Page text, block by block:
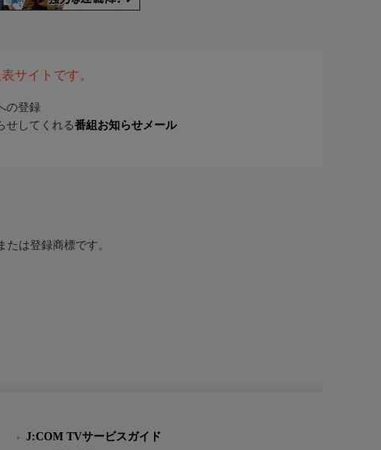
サイトです。
の登録
せしてくれる番組お知らせメール
は登録商標です。
J:COM TVサービスガイド